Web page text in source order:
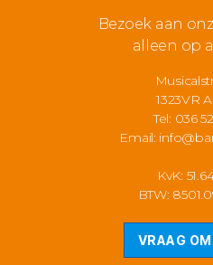
Bezoek aan
alleen op
1323VR
Tel: 036
Email:
KvK:
BTW:
VRAAG